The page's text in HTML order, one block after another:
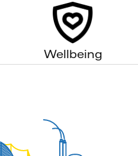
Wellbeing